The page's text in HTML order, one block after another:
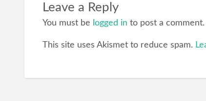
Leave a Reply
You must be logged in to post a comment.
This site uses Akismet to reduce spam.